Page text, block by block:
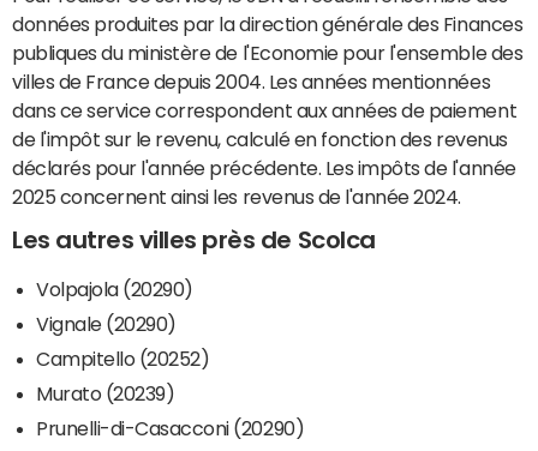
données produites par la direction générale des Finances
publiques du ministère de l'Economie pour l'ensemble des
villes de France depuis 2004. Les années mentionnées
dans ce service correspondent aux années de paiement
de l'impôt sur le revenu, calculé en fonction des revenus
déclarés pour l'année précédente. Les impôts de l'année
2025 concernent ainsi les revenus de l'année 2024.
Les autres villes près de Scolca
Volpajola (20290)
Vignale (20290)
Campitello (20252)
Murato (20239)
Prunelli-di-Casacconi (20290)